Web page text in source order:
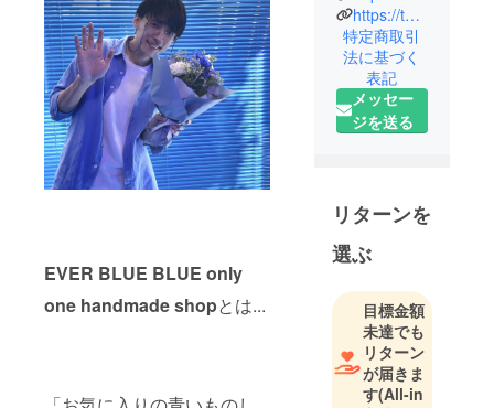
EVER BLUE BLUE only
one handmade shopとは...
https://twitter.com/EVERBLUEBLUEism
特定商取引
法に基づく
表記
メッセー
ジを送る
リターンを
選ぶ
目標金額
未達でも
リターン
が届きま
す(All-in